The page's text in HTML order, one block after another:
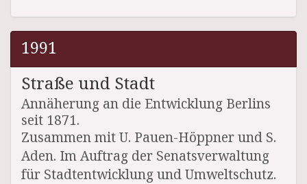
1991
Straße und Stadt
Annäherung an die Entwicklung Berlins
seit 1871.
Zusammen mit U. Pauen-Höppner und S.
Aden. Im Auftrag der Senatsverwaltung
für Stadtentwicklung und Umweltschutz.